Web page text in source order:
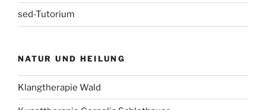
sed-Tutorium
NATUR UND HEILUNG
Klangtherapie Wald